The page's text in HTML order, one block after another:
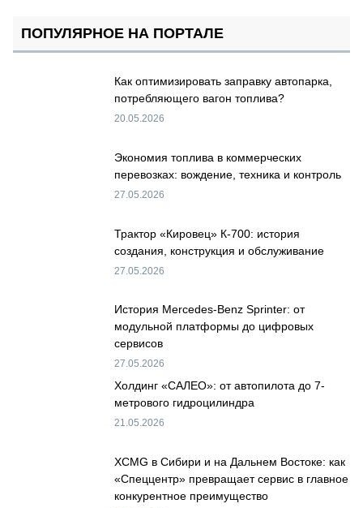
ПОПУЛЯРНОЕ НА ПОРТАЛЕ
Как оптимизировать заправку автопарка,
потребляющего вагон топлива?
20.05.2026
Экономия топлива в коммерческих
перевозках: вождение, техника и контроль
27.05.2026
Трактор «Кировец» К-700: история
создания, конструкция и обслуживание
27.05.2026
История Mercedes-Benz Sprinter: от
модульной платформы до цифровых
сервисов
27.05.2026
Холдинг «САЛЕО»: от автопилота до 7-
метрового гидроцилиндра
21.05.2026
XCMG в Сибири и на Дальнем Востоке: как
«Спеццентр» превращает сервис в главное
конкурентное преимущество